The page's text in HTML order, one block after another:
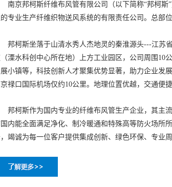
京邦柯斯纤维布风管有限公司（以下简称“邦柯斯”
专业生产纤维织物送风系统的有限责任公司。总部位
柯斯坐落于山清水秀人杰地灵的秦淮源头---江苏
溧水科创中心所在地）上方工业园区，公司周围10
小镇等，科技创新人才聚集优势显著，助力企业发
禄口国际机场仅约10公里。地理位置优越，交通便
柯斯作为国内专业的纤维布风管生产企业，其主流
内能全面满足净化、制冷暖通和特殊高等防火场所
竭诚为每一位客户提供集成创新、绿色环保、专业